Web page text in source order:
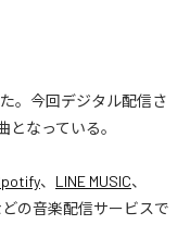
た。今回デジタル配信さ
となっている。
、 LINE MUSIC、
どの音楽配信サービスで